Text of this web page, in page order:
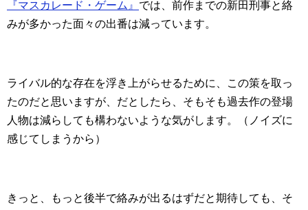
『マスカレード・ゲーム』 では、前作までの新田刑事と絡
みが多かった面々の出番は減っています。
ライバル的な存在を浮き上がらせるために、この策を取っ
たのだと思いますが、だとしたら、そもそも過去作の登場
人物は減らしても構わないような気がします。（ノイズに
感じてしまうから）
きっと、もっと後半で絡みが出るはずだと期待しても、そ